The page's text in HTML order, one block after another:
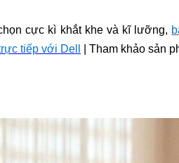
cực kì khắt khe và kĩ lưỡng,
tiếp với Dell | Tham khảo sản